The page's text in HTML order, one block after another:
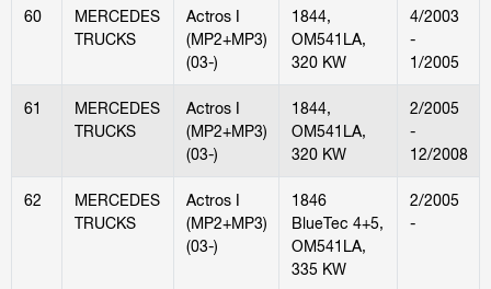
60
MERCEDES
TRUCKS
Actros I
(MP2+MP3)
(03-)
1844,
OM541LA,
320 KW
4/2003
-
1/2005
61
MERCEDES
TRUCKS
Actros I
(MP2+MP3)
(03-)
1844,
OM541LA,
320 KW
2/2005
-
12/2008
62
MERCEDES
TRUCKS
Actros I
(MP2+MP3)
(03-)
1846
BlueTec 4+5,
OM541LA,
335 KW
2/2005
-